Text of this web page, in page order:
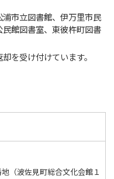
市立図書館、伊万里市民
館図書室、東彼杵町図書
を受け付けています。
（波佐見町総合文化会館１